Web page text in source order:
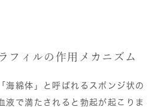
フィルの作用メカニズム
海綿体」と呼ばれるスポンジ状の
液で満たされると勃起が起こりま